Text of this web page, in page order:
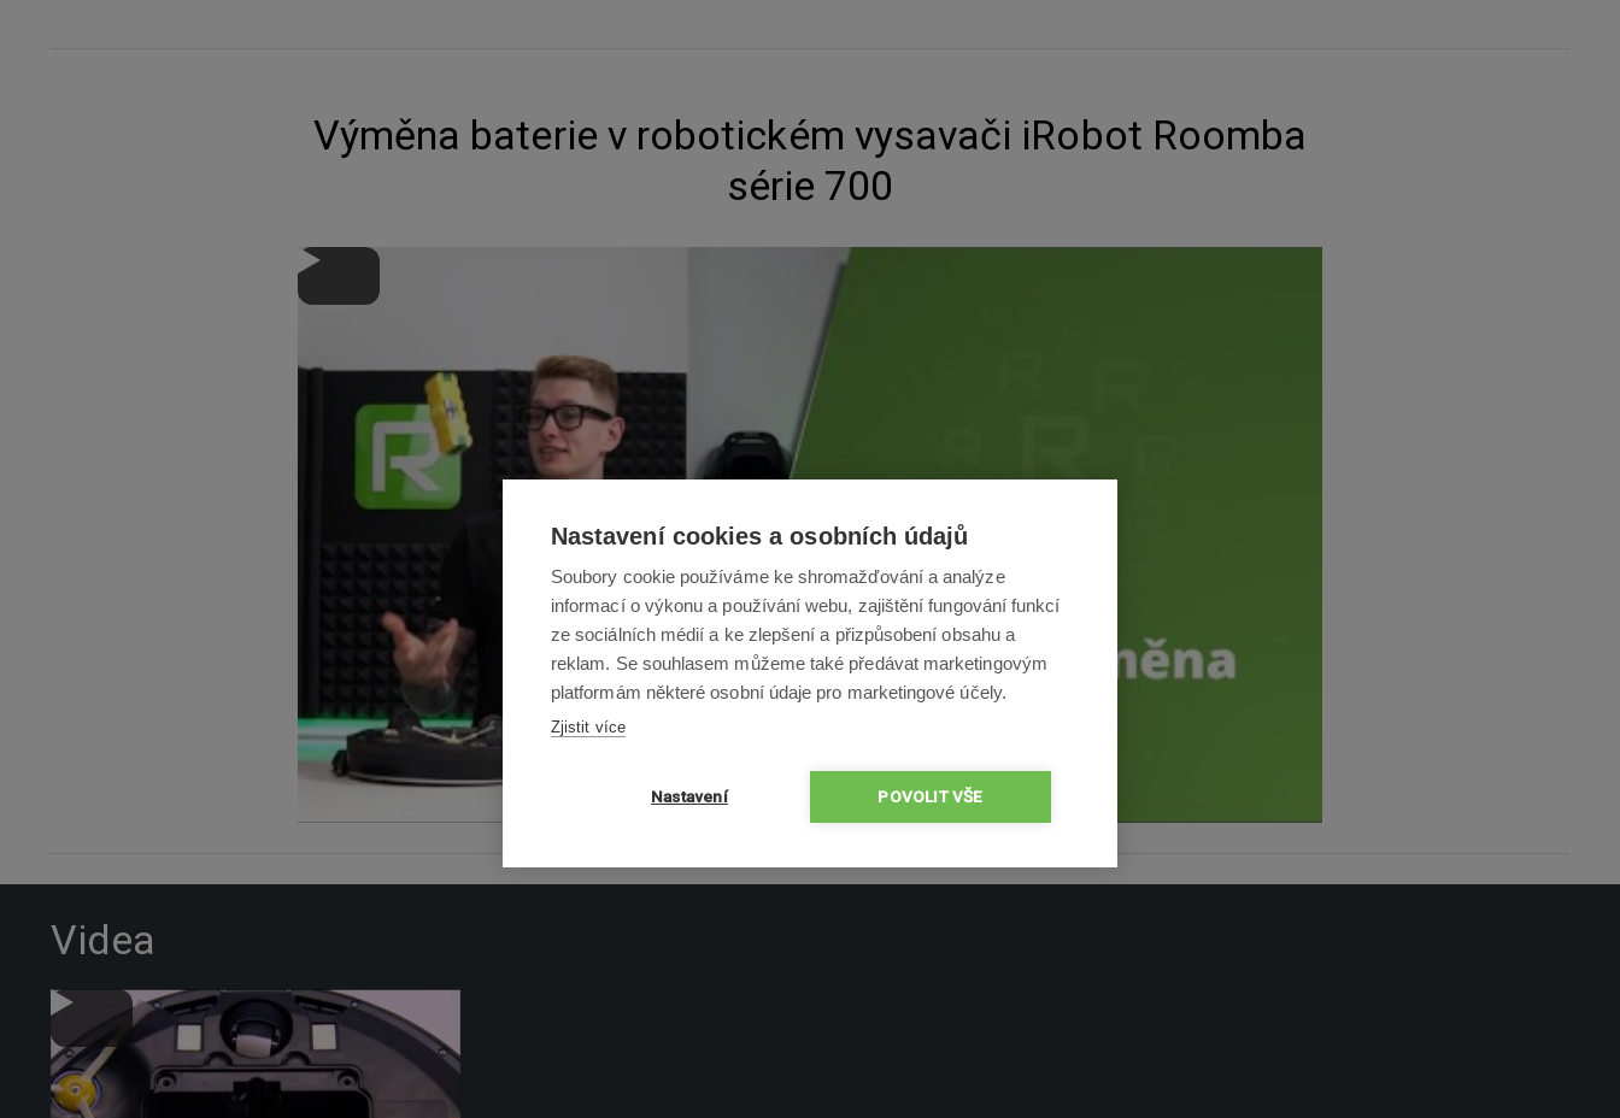
Výměna baterie v robotickém vysavači iRobot Roomba
série 700
Videa
Nastavení cookies a osobních údajů
Soubory cookie používáme ke shromažďování a analýze
informací o výkonu a používání webu, zajištění fungování funkcí
ze sociálních médií a ke zlepšení a přizpůsobení obsahu a
reklam. Se souhlasem můžeme také předávat marketingovým
platformám některé osobní údaje pro marketingové účely.
Zjistit více
Nastavení POVOLIT VŠE